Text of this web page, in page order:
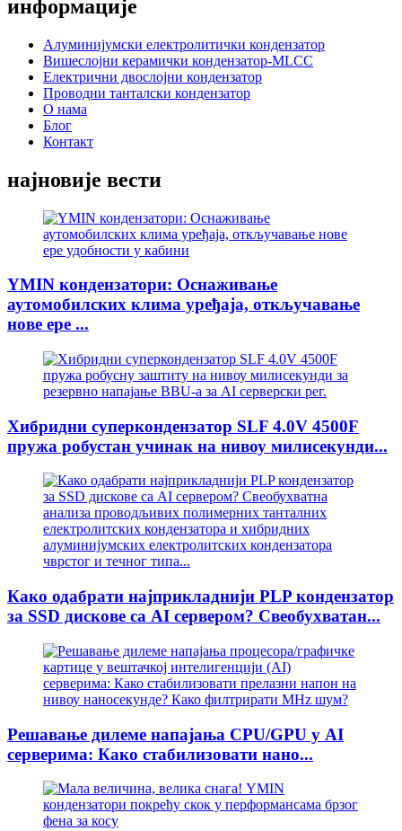
информације
Алуминијумски електролитички кондензатор
Вишеслојни керамички кондензатор-MLCC
Електрични двослојни кондензатор
Проводни танталски кондензатор
О нама
Блог
Контакт
најновије вести
YMIN кондензатори: Оснаживање
аутомобилских клима уређаја, откључавање
нове ере ...
Хибридни суперкондензатор SLF 4.0V 4500F
пружа робустан учинак на нивоу милисекунди...
Како одабрати најприкладнији PLP кондензатор
за SSD дискове са AI сервером? Свеобухватан...
Решавање дилеме напајања CPU/GPU у AI
серверима: Како стабилизовати нано...